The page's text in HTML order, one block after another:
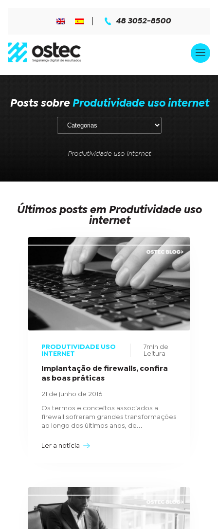
48 3052-8500
Posts sobre Produtividade uso internet
Produtividade uso internet
Últimos posts em Produtividade uso
internet
PRODUTIVIDADE USO
INTERNET
7min de
Leitura
Implantação de firewalls, confira
as boas práticas
21 de junho de 2016
Os termos e conceitos associados a
firewall sofreram grandes transformações
ao longo dos últimos anos, de...
Ler a notícia